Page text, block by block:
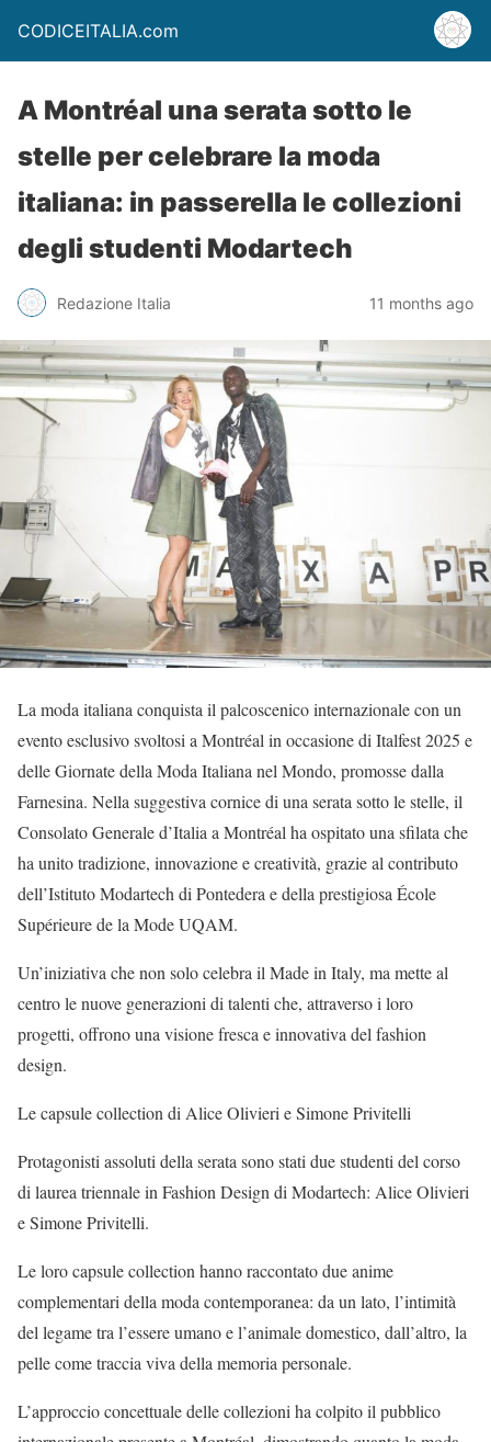
CODICEITALIA.com
A Montréal una serata sotto le
stelle per celebrare la moda
italiana: in passerella le collezioni
degli studenti Modartech
Redazione Italia 11 months ago
La moda italiana conquista il palcoscenico internazionale con un
evento esclusivo svoltosi a Montréal in occasione di Italfest 2025 e
delle Giornate della Moda Italiana nel Mondo, promosse dalla
Farnesina. Nella suggestiva cornice di una serata sotto le stelle, il
Consolato Generale d’Italia a Montréal ha ospitato una sfilata che
ha unito tradizione, innovazione e creatività, grazie al contributo
dell’Istituto Modartech di Pontedera e della prestigiosa École
Supérieure de la Mode UQAM.
Un’iniziativa che non solo celebra il Made in Italy, ma mette al
centro le nuove generazioni di talenti che, attraverso i loro
progetti, offrono una visione fresca e innovativa del fashion
design.
Le capsule collection di Alice Olivieri e Simone Privitelli
Protagonisti assoluti della serata sono stati due studenti del corso
di laurea triennale in Fashion Design di Modartech: Alice Olivieri
e Simone Privitelli.
Le loro capsule collection hanno raccontato due anime
complementari della moda contemporanea: da un lato, l’intimità
del legame tra l’essere umano e l’animale domestico, dall’altro, la
pelle come traccia viva della memoria personale.
L’approccio concettuale delle collezioni ha colpito il pubblico